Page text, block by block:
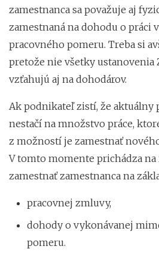
zamestnanca sa považuje aj
zamestnaná na dohodu o práci
pracovného pomeru. Treba si
pretože nie všetky ustanovenia
vzťahujú aj na dohodárov.
Ak podnikateľ zistí, že aktuálny
nestačí na množstvo práce,
z možností je zamestnať
V tomto momente prichádza na
zamestnať zamestnanca na
pracovnej zmluvy,
dohody o vykonávanej
pomeru.